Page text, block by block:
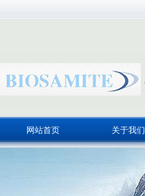
网站首页 关于我们